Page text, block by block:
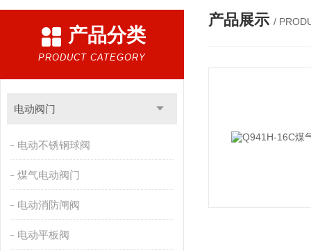
产品分类
PRODUCT CATEGORY
电动阀门
电动不锈钢球阀
煤气电动阀门
电动消防闸阀
电动平板阀
产品展示 /